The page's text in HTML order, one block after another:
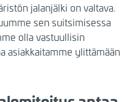
jalanjälki on valtava.
sen suitsimisessa
olla vastuullisin
asiakkaitamme ylittämään